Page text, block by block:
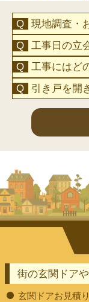
現地調査・
工事日の立
工事にはど
引き戸を開
街の玄関ドア
玄関ドアお見積り